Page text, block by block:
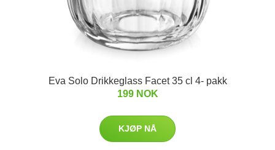
Eva Solo Drikkeglass Facet 35 cl 4- pakk
199 NOK
KJØP NÅ